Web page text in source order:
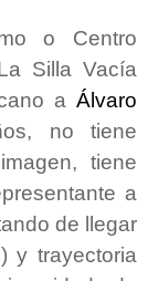
o Centro
Silla Vacía
aÁlvaro
no tiene
tiene
a
de llegar
y trayectoria